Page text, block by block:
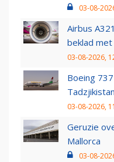
03-08-
Airbus
beklad
03-08-2026,
Boeing
03-08-2026,
Geruzie
Mallorca
03-08-